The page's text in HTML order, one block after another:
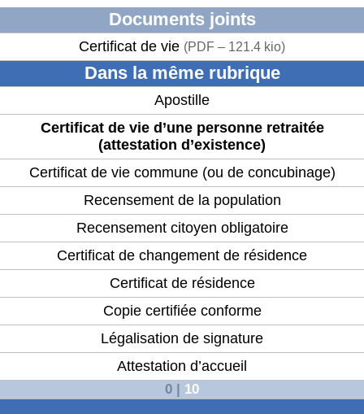
Documents joints
Certificat de vie (PDF – 121.4 kio)
Dans la même rubrique
Apostille
Certificat de vie d’une personne retraitée
(attestation d’existence)
Certificat de vie commune (ou de concubinage)
Recensement de la population
Recensement citoyen obligatoire
Certificat de changement de résidence
Certificat de résidence
Copie certifiée conforme
Légalisation de signature
Attestation d’accueil
0 10